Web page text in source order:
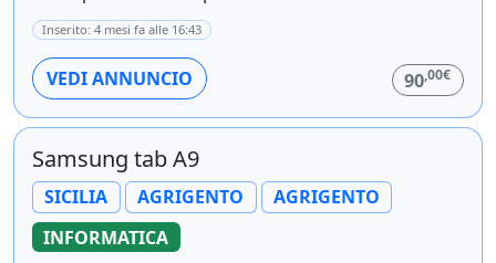
Inserito: 4 mesi fa alle 16:43
VEDI ANNUNCIO 90,00€
Samsung tab A9
SICILIA AGRIGENTO
AGRIGENTO
INFORMATICA